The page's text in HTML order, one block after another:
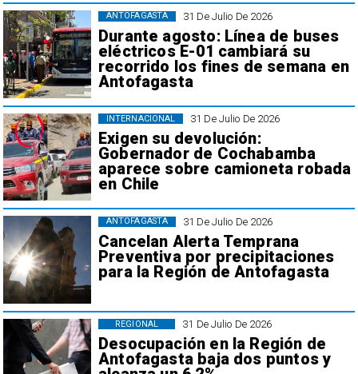
31 De Julio De 2026
Durante agosto: Línea de buses
eléctricos E-01 cambiará su
recorrido los fines de semana en
Antofagasta
ANTOFAGASTA
31 De Julio De 2026
Exigen su devolución:
Gobernador de Cochabamba
aparece sobre camioneta robada
en Chile
INTERNACIONAL
31 De Julio De 2026
Cancelan Alerta Temprana
Preventiva por precipitaciones
para la Región de Antofagasta
ANTOFAGASTA
31 De Julio De 2026
Desocupación en la Región de
Antofagasta baja dos puntos y
REGIONAL